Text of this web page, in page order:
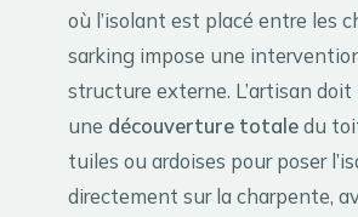
où l’isolant est placé entre les
sarking impose une
structure externe. L’artisan doit
une découverture totaledu
tuiles ou ardoises pour poser
directement sur la charpente,